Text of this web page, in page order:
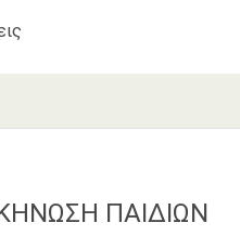
ΠΑΙΔΙΩΝ